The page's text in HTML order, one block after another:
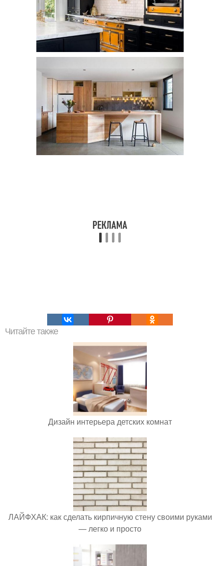
Читайте также
Дизайн интерьера детских комнат
ЛАЙФХАК: как сделать кирпичную стену своими руками
— легко и просто